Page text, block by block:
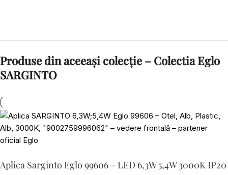
Produse din aceeași colecție – Colectia Eglo
SARGINTO
Aplica Sarginto Eglo 99606 – LED 6,3W 5,4W 3000K IP20